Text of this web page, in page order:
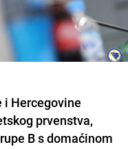
i Hercegovine
prvenstva,
B s domaćinom